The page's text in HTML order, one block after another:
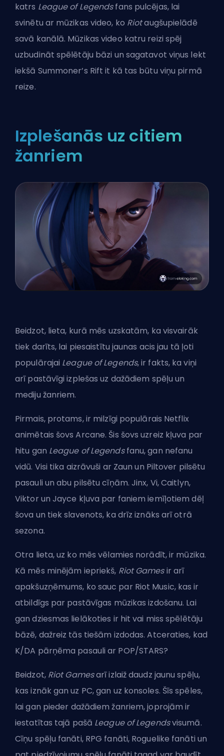
katrs League of Legendsfans pulcējas, lai
svinētu ar mūzikas video, ko Riotaugšupielādē
savā kanālā. Mūzikas video katru reizi spēj
uzbudināt spēlētāju bāzi un sagatavot viņus lekt
iekšā Summoner’s Rift it kā tas būtu viņu pirmā
reize.
Izplešanās uz citiem
žanriem
Beidzot, lieta, kurā mēs uzskatām, ka visvairāk
tiek darīts, lai piesaistītu jaunas acis jau tā ļoti
populārajai League of Legends, ir fakts, ka viņi
arī pastāvīgi izplešas uz dažādiem spēļu un
mediju žanriem.
Pirmais, protams, ir milzīgi populārais Netflix
animētais šovs Arcane. Šis šovs uzreiz kļuva par
hitu gan League of Legendsfanu, gan nefanu
vidū. Visi tika aizrāvuši ar Zaun un Piltover pilsētu
pasauli un abu pilsētu cīņām. Jinx, Vi, Caitlyn,
Viktor un Jayce kļuva par faniem iemīļotiem dēļ
šova un tiek slavenots, ka drīz iznāks arī otrā
sezona.
Otra lieta, uz ko mēs vēlamies norādīt, ir mūzika.
Kā mēs minējām iepriekš, Riot Gamesir arī
apakšuzņēmums, ko sauc par Riot Music, kas ir
atbildīgs par pastāvīgas mūzikas izdošanu. Lai
gan dziesmas lielākoties ir hit vai miss spēlētāju
bāzē, dažreiz tās tiešām izdodas. Atceraties, kad
K/DA pārņēma pasauli ar POP/STARS?
Beidzot, Riot Gamesarī izlaiž daudz jaunu spēļu,
kas iznāk gan uz PC, gan uz konsoles. Šīs spēles,
lai gan pieder dažādiem žanriem, joprojām ir
iestatītas tajā pašā League of Legendsvisumā.
Cīņu spēļu fanāti, RPG fanāti, Roguelike fanāti un